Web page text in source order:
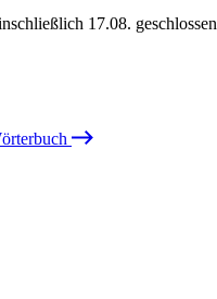
17.08. geschlossen